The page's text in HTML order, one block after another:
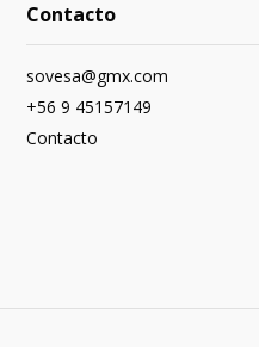
Contacto
sovesa@gmx.com
+56 9 45157149
Contacto